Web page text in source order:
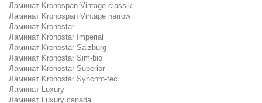
Ламинат Kronospan Vintage classik
Ламинат Kronospan Vintage narrow
Ламинат Kronostar
Ламинат Kronostar Imperial
Ламинат Kronostar Salzburg
Ламинат Kronostar Sim-bio
Ламинат Kronostar Superior
Ламинат Kronostar Synchro-tec
Ламинат Luxury
Ламинат Luxury canada